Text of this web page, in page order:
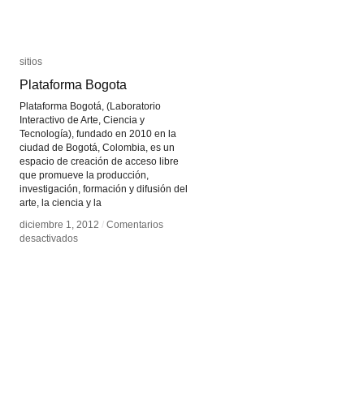
sitios
Plataforma Bogota
Plataforma Bogotá, (Laboratorio
Interactivo de Arte, Ciencia y
Tecnología), fundado en 2010 en la
ciudad de Bogotá, Colombia, es un
espacio de creación de acceso libre
que promueve la producción,
investigación, formación y difusión del
arte, la ciencia y la
diciembre 1, 2012 / Comentarios
desactivadosen
sitios
Plataforma Bogota
diciembre 1, 2012 / Comentarios
desactivadosen